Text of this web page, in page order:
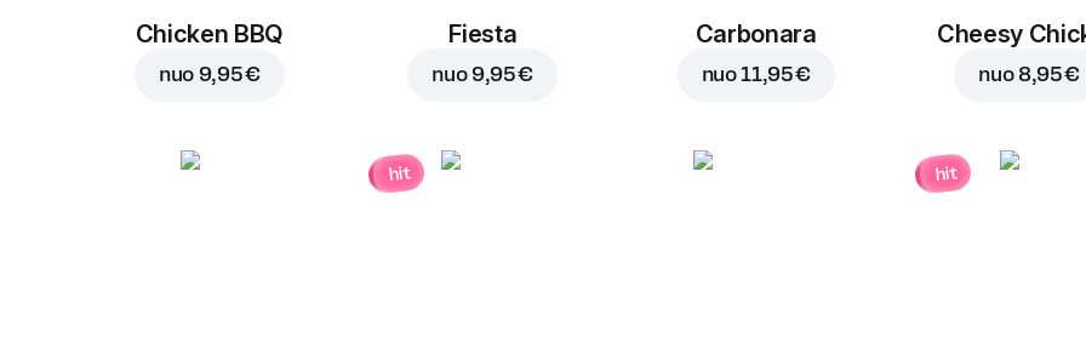
Chicken BBQ
nuo 9,95 €
Fiesta
nuo 9,95 €
Carbonara
nuo11,95 €
Cheesy
nuo 8,95 €
hit hit